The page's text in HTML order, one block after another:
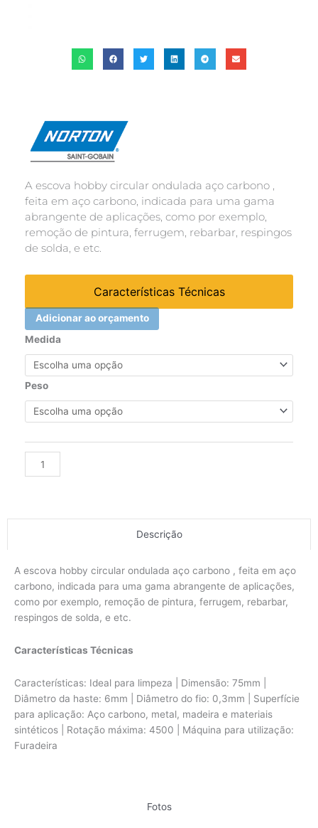
A escova hobby circular ondulada aço carbono ,
feita em aço carbono, indicada para uma gama
abrangente de aplicações, como por exemplo,
remoção de pintura, ferrugem, rebarbar, respingos
de solda, e etc.
Características Técnicas
Adicionar ao orçamento
Medida
Peso
Escova
hobby
circular
ondulada
aço
carbono
quantidade
Descrição
Fotos
A escova hobby circular ondulada aço carbono , feita em aço
carbono, indicada para uma gama abrangente de aplicações,
como por exemplo, remoção de pintura, ferrugem, rebarbar,
respingos de solda, e etc.
Características Técnicas
Características: Ideal para limpeza | Dimensão: 75mm |
Diâmetro da haste: 6mm | Diâmetro do fio: 0,3mm | Superfície
para aplicação: Aço carbono, metal, madeira e materiais
sintéticos | Rotação máxima: 4500 | Máquina para utilização:
Furadeira